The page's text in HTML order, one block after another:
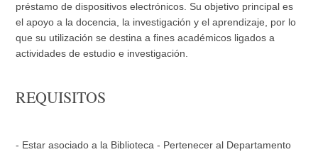
préstamo de dispositivos electrónicos. Su objetivo principal es
el apoyo a la docencia, la investigación y el aprendizaje, por lo
que su utilización se destina a fines académicos ligados a
actividades de estudio e investigación.
REQUISITOS
- Estar asociado a la Biblioteca - Pertenecer al Departamento